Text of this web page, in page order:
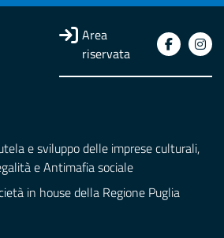
Area
riservata
e sviluppo delle imprese culturali,
e Antimafia sociale
in house della Regione Puglia